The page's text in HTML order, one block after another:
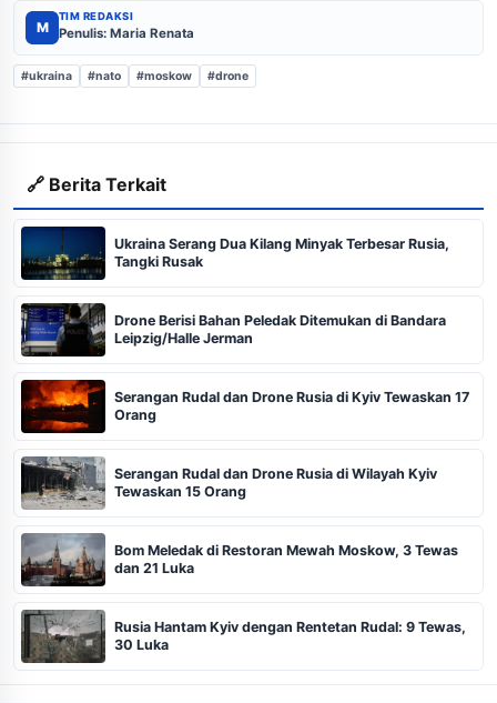
M
TIM REDAKSI
Penulis: Maria Renata
#ukraina #nato #moskow #drone
🔗 Berita Terkait
Ukraina Serang Dua Kilang Minyak Terbesar Rusia,
Tangki Rusak
Drone Berisi Bahan Peledak Ditemukan di Bandara
Leipzig/Halle Jerman
Serangan Rudal dan Drone Rusia di Kyiv Tewaskan 17
Orang
Serangan Rudal dan Drone Rusia di Wilayah Kyiv
Tewaskan 15 Orang
Bom Meledak di Restoran Mewah Moskow, 3 Tewas
dan 21 Luka
Rusia Hantam Kyiv dengan Rentetan Rudal: 9 Tewas,
30 Luka